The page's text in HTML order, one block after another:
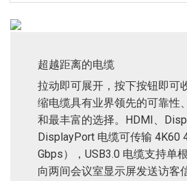
超越距离的电缆
拉动即可展开，按下按钮即可
缩电缆具有业界领先的可靠性
和最丰富的选择。HDMI、
DisplayPort 电缆可传输 4K60
Gbps），USB3.0 电缆支持单
向两间会议室显示屏发送访客